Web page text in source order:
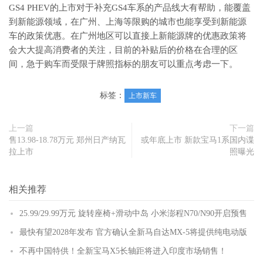
GS4 PHEV的上市对于补充GS4车系的产品线大有帮助，能覆盖
到新能源领域，在广州、上海等限购的城市也能享受到新能源
车的政策优惠。在广州地区可以直接上新能源牌的优惠政策将
会大大提高消费者的关注，目前的补贴后的价格在合理的区
间，急于购车而受限于牌照指标的朋友可以重点考虑一下。
标签： 上市新车
上一篇
售13.98-18.78万元 郑州日产纳瓦
拉上市
下一篇
或年底上市 新款宝马1系国内谍
照曝光
相关推荐
25.99/29.99万元 旋转座椅+滑动中岛 小米澎程N70/N90开启预售
最快有望2028年发布 官方确认全新马自达MX-5将提供纯电动版
不再中国特供！全新宝马X5长轴距将进入印度市场销售！